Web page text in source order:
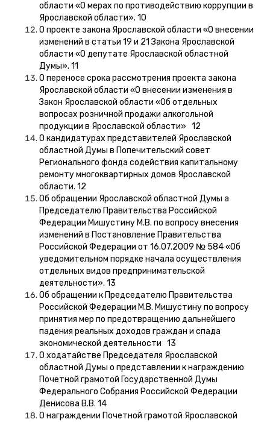
области «О мерах по противодействию коррупции в
Ярославской области». 10
О проекте закона Ярославской области «О внесении
изменений в статьи 19 и 21 Закона Ярославской
области «О депутате Ярославской областной
Думы». 11
О переносе срока рассмотрения проекта закона
Ярославской области «О внесении изменения в
Закон Ярославской области «Об отдельных
вопросах розничной продажи алкогольной
продукции в Ярославской области» 12
О кандидатурах представителей Ярославской
областной Думы в Попечительский совет
Регионального фонда содействия капитальному
ремонту многоквартирных домов Ярославской
области. 12
Об обращении Ярославской областной Думы а
Председателю Правительства Российской
Федерации Мишустину М.В. по вопросу внесения
изменений в Постановление Правительства
Российской Федерации от 16.07.2009 № 584 «Об
уведомительном порядке начала осуществления
отдельных видов предпринимательской
деятельности». 13
Об обращении к Председателю Правительства
Российской Федерации М.В. Мишустину по вопросу
принятия мер по предотвращению дальнейшего
падения реальных доходов граждан и спада
экономической деятельности 13
О ходатайстве Председателя Ярославской
областной Думы о представлении к награждению
Почетной грамотой Государственной Думы
Федерального Собрания Российской Федерации
Денисова В.В. 14
О награждении Почетной грамотой Ярославской